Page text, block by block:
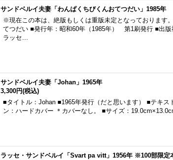
サンドベルイ夫妻「わんぱくちびくんおてつだい」1985年
※現在この本は、絶版もしくは重版未定となっております
てつだい ■発行年：昭和60年（1985年） 第1刷発行 ■出版
ラッセ…
サンドベルイ夫妻「Johan」1965年
3,300円(税込)
■タイトル：Johan ■1965年発行（だと思います） ■テキス
ン：ハードカバー ＊カバーなし。 ■サイズ：
ラッセ・サンドベルイ「Svart pa vitt」1956年 ※100部限定